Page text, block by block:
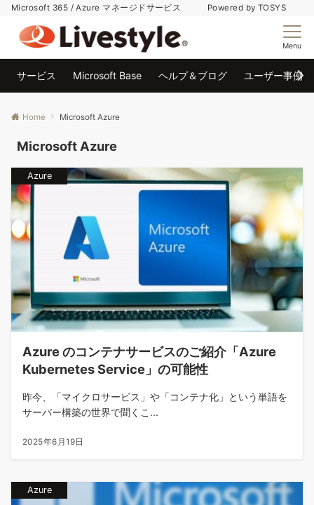
Microsoft 365 / Azure マネージドサービス Powered by TOSYS
Menu
サービス Microsoft Base ヘルプ＆ブログ ユーザー事例
Home Microsoft Azure
Microsoft Azure
Azure
Azure のコンテナサービスのご紹介「Azure
Kubernetes Service」の可能性
昨今、「マイクロサービス」や「コンテナ化」という単語を
サーバー構築の世界で聞くこ...
2025年6月19日
Azure